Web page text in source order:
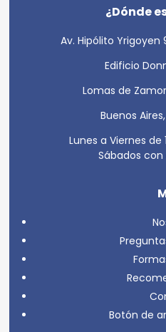
¿Dónde
Av. Hipólito Yrigoyen
Edificio
Lomas de
Buenos Aires,
Lunes a Viernes de
Sábados con
Botón de